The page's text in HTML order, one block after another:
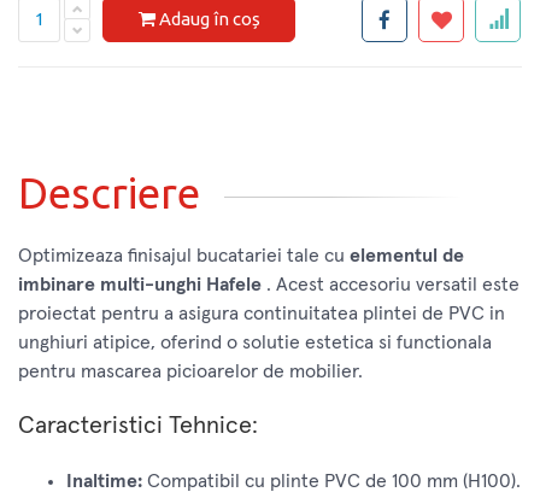
Adaug în coș
Descriere
Optimizeaza finisajul bucatariei tale cu elementul de
imbinare multi-unghi Hafele . Acest accesoriu versatil este
proiectat pentru a asigura continuitatea plintei de PVC in
unghiuri atipice, oferind o solutie estetica si functionala
pentru mascarea picioarelor de mobilier.
Caracteristici Tehnice:
Inaltime: Compatibil cu plinte PVC de 100 mm (H100).